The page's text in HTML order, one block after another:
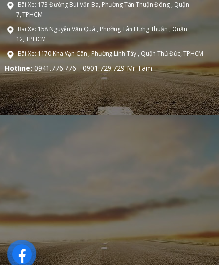
Bãi Xe: 173 Đường Bùi Văn Ba, Phường Tân Thuận Đông , Quận
7, TPHCM
Bãi Xe: 158 Nguyễn Văn Quá , Phường Tân Hưng Thuận , Quận
12, TPHCM
Bãi Xe: 1170 Kha Vạn Cân , Phường Linh Tây , Quận Thủ Đức, TPHCM
Hotline: 0941.776.776 - 0901.729.729 Mr Tâm.